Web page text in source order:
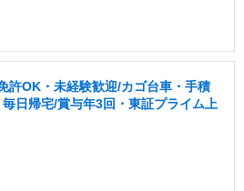
許OK・未経験歓迎/カゴ台車・手積
日帰宅/賞与年3回・東証プライム上